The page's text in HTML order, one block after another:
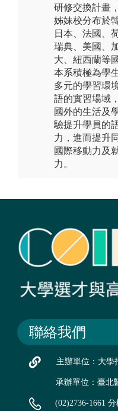
研修交換計畫
姊妹校分布於
日本、法國、
瑞典、美國、
大、紐西蘭等
本系積極為學
多元的學習環
語的實習場域
國外的生活及
驗提升學員的
力，進而提升
國際移動力及
力。
聯絡我們
主辦單位：大學
承辦單位：臺北
(02)2736-1661